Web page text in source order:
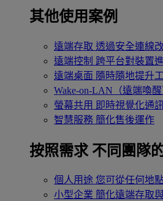
其他使用案例
遠端存取 透過安全連線
遠端控制 跨平台對裝置
遠端桌面 隨時隨地提升
Wake-on-LAN（遠端喚醒
螢幕共用 即時視覺化通
智慧服務 簡化售後運作
按照需求 不同團隊
個人用途 您可從任何地
小型企業 簡化遠端存取